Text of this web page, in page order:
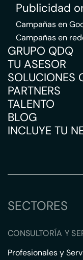
Publicidad
Campañas en
Campañas en
GRUPO QDQ
TU ASESOR
SOLUCIONES
PARTNERS
TALENTO
BLOG
INCLUYE TU
SECTORES
CONSULTORÍA Y
Profesionales y